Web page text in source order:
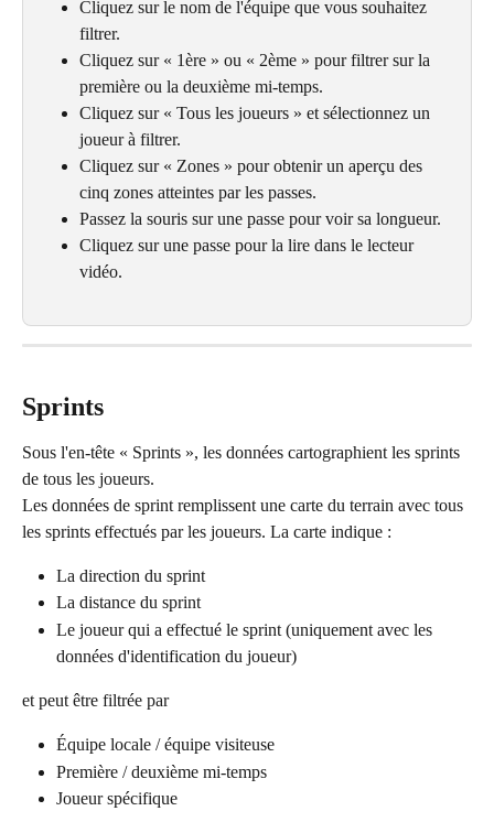
Cliquez sur le nom de l'équipe que vous souhaitez
filtrer.
Cliquez sur « 1ère » ou « 2ème » pour filtrer sur la
première ou la deuxième mi-temps.
Cliquez sur « Tous les joueurs » et sélectionnez un
joueur à filtrer.
Cliquez sur « Zones » pour obtenir un aperçu des
cinq zones atteintes par les passes.
Passez la souris sur une passe pour voir sa longueur.
Cliquez sur une passe pour la lire dans le lecteur
vidéo.
Sprints
Sous l'en-tête « Sprints », les données cartographient les sprints
de tous les joueurs.
Les données de sprint remplissent une carte du terrain avec tous
les sprints effectués par les joueurs. La carte indique :
La direction du sprint
La distance du sprint
Le joueur qui a effectué le sprint (uniquement avec les
données d'identification du joueur)
et peut être filtrée par
Équipe locale / équipe visiteuse
Première / deuxième mi-temps
Joueur spécifique